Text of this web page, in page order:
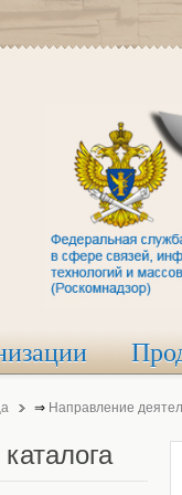
⇒ Направление
каталога